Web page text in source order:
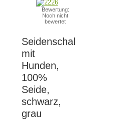
Bewertung:
Noch nicht
bewertet
Seidenschal
mit
Hunden,
100%
Seide,
schwarz,
grau